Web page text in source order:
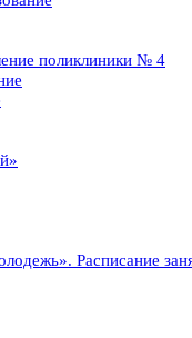
поликлиники № 4
Расписание